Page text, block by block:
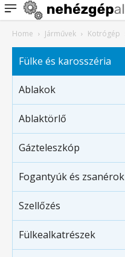
Home Járművek Kotrógép
Fülke és karosszéria
Ablakok
Ablaktörlő
Gázteleszkóp
Fogantyúk és zsanérok
Szellőzés
Fülkealkatrészek